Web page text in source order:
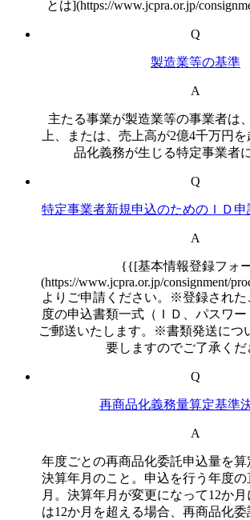
とは](https://www.jcpra.or.jp/
Q
製造業等の基準
A
主たる事業が製造業等の事業者は
上、または、売上高が2億4千万円
品化義務が生じる特定事業者
Q
特定事業者新規申込のためのＩＤ
A
{{[基本情報登録フォ
(https://www.jcpra.or.jp/consignment/
よりご申請ください。※登録された
度の申込書類一式（ＩＤ、パスワ
ご郵送いたします。※書類発送につ
要しますのでご了承くだ
Q
再商品化義務量算定基準
A
年度ごとの再商品化委託申込量を
決算年月のこと。申込を行う年度
月。決算年月が変更になって12か
は12か月を超える場合、再商品化